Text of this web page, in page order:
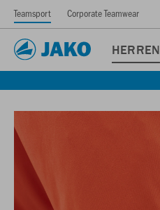
Teamsport Corporate Teamwear
HERREN